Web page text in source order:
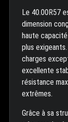
Le 40.00R57
dimension
haute
plus
charges
excellente
résistance
extrêmes.
Grâce à sa